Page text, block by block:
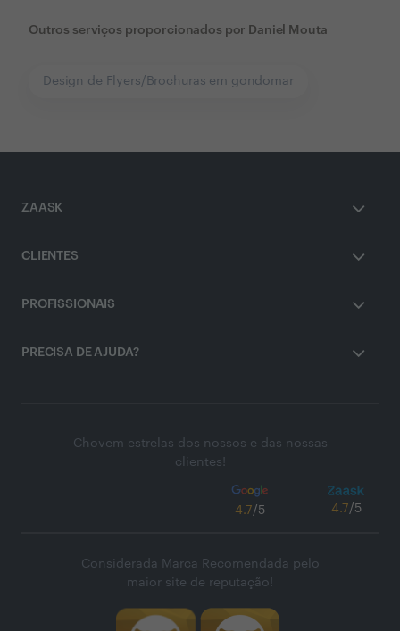
Outros serviços proporcionados por Daniel Mouta
Design de Flyers/Brochuras em gondomar
ZAASK
CLIENTES
PROFISSIONAIS
PRECISA DE AJUDA?
Chovem estrelas dos nossos e das nossas
clientes!
4.7/5 4.7/5
Considerada Marca Recomendada pelo
maior site de reputação!